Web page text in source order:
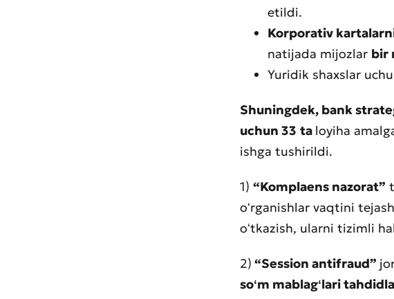
Xizmat sifatini
Murojaat
etildi.
Korporativ
natijada mijozlar bir
Yuridik shaxslar
Shuningdek, bank
uchun 33 ta loyiha
ishga tushirildi.
1) “Komplaens nazorat”
oʻrganishlar vaqtini
oʻtkazish, ularni tizimli
2) “Session antifraud”
soʻm mablagʻlari